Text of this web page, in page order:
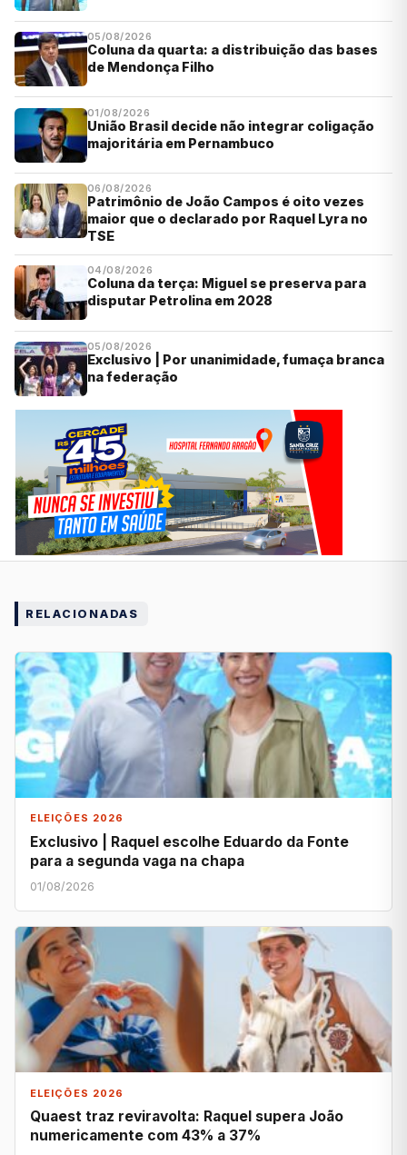
05/08/2026
Coluna da quarta: a distribuição das bases
de Mendonça Filho
01/08/2026
União Brasil decide não integrar coligação
majoritária em Pernambuco
06/08/2026
Patrimônio de João Campos é oito vezes
maior que o declarado por Raquel Lyra no
TSE
04/08/2026
Coluna da terça: Miguel se preserva para
disputar Petrolina em 2028
05/08/2026
Exclusivo | Por unanimidade, fumaça branca
na federação
RELACIONADAS
ELEIÇÕES 2026
Exclusivo | Raquel escolhe Eduardo da Fonte
para a segunda vaga na chapa
01/08/2026
ELEIÇÕES 2026
Quaest traz reviravolta: Raquel supera João
numericamente com 43% a 37%